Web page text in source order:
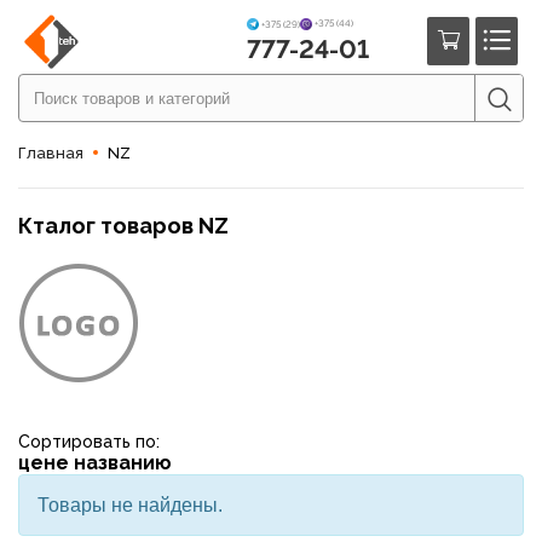
+375 (29) +375 (44)
777-24-01
Главная NZ
Кталог товаров NZ
Сортировать по:
цене названию
Товары не найдены.